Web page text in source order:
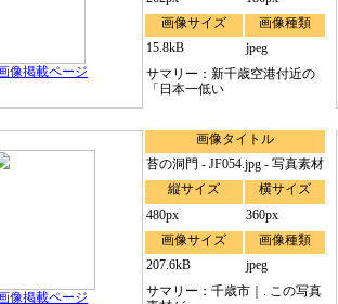
像掲載ページ
画像サイズ
画像種類
15.8kB
jpeg
サマリー：新千歳空港付近の
「日本一低い
像掲載ページ
画像タイトル
苔の洞門 - JF054.jpg - 写真素材
縦サイズ
横サイズ
480px
360px
画像サイズ
画像種類
207.6kB
jpeg
サマリー：千歳市｜. この写真